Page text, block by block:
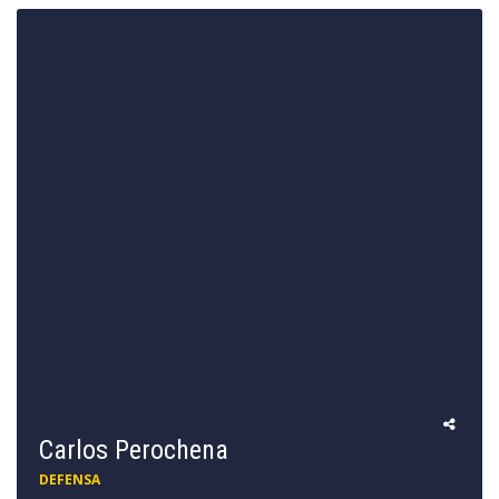
Carlos Perochena
DEFENSA